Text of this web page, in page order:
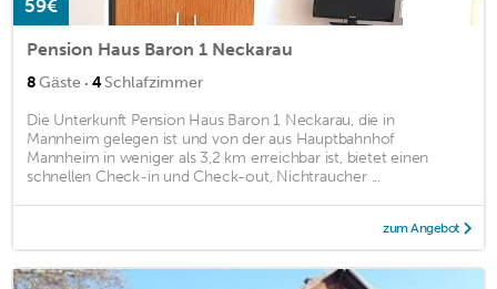
59€
Pension Haus Baron 1 Neckarau
8Gäste · 4Schlafzimmer
Die Unterkunft Pension Haus Baron 1 Neckarau, die in
Mannheim gelegen ist und von der aus Hauptbahnhof
Mannheim in weniger als 3,2 km erreichbar ist, bietet einen
schnellen Check-in und Check-out, Nichtraucher ...
zum Angebot